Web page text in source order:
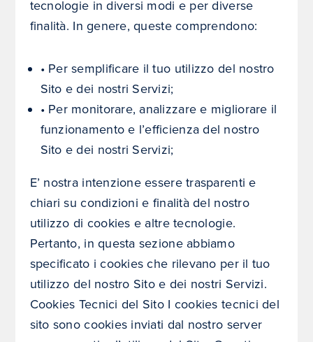
tecnologie in diversi modi e per diverse
finalità. In genere, queste comprendono:
• Per semplificare il tuo utilizzo del nostro
Sito e dei nostri Servizi;
• Per monitorare, analizzare e migliorare il
funzionamento e l’efficienza del nostro
Sito e dei nostri Servizi;
E’ nostra intenzione essere trasparenti e
chiari su condizioni e finalità del nostro
utilizzo di cookies e altre tecnologie.
Pertanto, in questa sezione abbiamo
specificato i cookies che rilevano per il tuo
utilizzo del nostro Sito e dei nostri Servizi.
Cookies Tecnici del Sito I cookies tecnici del
sito sono cookies inviati dal nostro server